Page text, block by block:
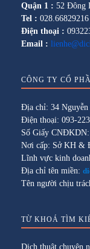
Quận 1 : 52 Đông
Tel : 028.66829216
Điện thoại :
Email :
CÔNG TY CỔ
Địa chỉ: 34
Điện thoại: 093-
Số Giấy CNĐKDN:
Nơi cấp: Sở KH &
Lĩnh vực kinh
Địa chỉ tên miền:
Tên người chịu
TỪ KHOÁ TÌM
Dịch thuật chuyên